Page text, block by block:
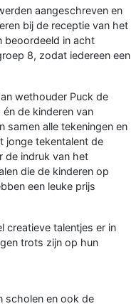
aangeschreven en
bij de receptie van het
beoordeeld in acht
8, zodat iedereen een
wethouder Puck de
de kinderen van
samen alle tekeningen en
jonge tekentalent de
de indruk van het
die de kinderen op
een leuke prijs
creatieve talentjes er in
trots zijn op hun
scholen en ook de